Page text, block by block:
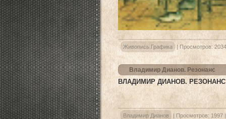
Живопись.Графика | Просмотров: 2034
Владимир Дианов. Резонанс
ВЛАДИМИР ДИАНОВ. РЕЗОНАНС
Владимир Дианов | Просмотров: 1997